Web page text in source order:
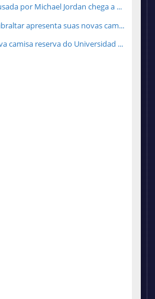
por Michael Jordan chega a ...
apresenta suas novas cam...
camisa reserva do Universidad ...